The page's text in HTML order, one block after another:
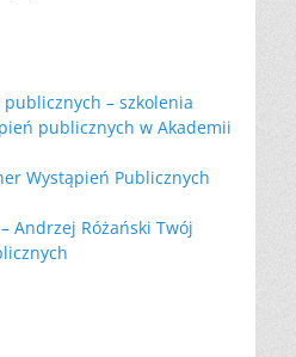
– szkolenia
publicznych w Akademii
Wystąpień Publicznych
Andrzej Różański Twój